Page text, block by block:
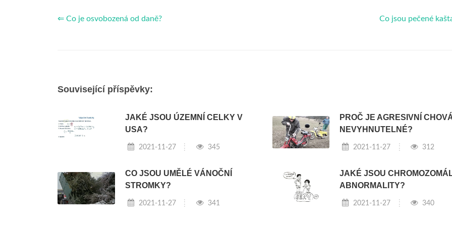
⇐ Co je osvobozená od daně? Co jsou pečené
Související příspěvky:
JAKÉ JSOU ÚZEMNÍ CELKY V
USA?
2021-11-27 345
PROČ JE AGRESIVNÍ
NEVYHNUTELNÉ?
2021-11-27 312
CO JSOU UMĚLÉ VÁNOČNÍ
STROMKY?
2021-11-27 341
JAKÉ JSOU
ABNORMALITY?
2021-11-27 340